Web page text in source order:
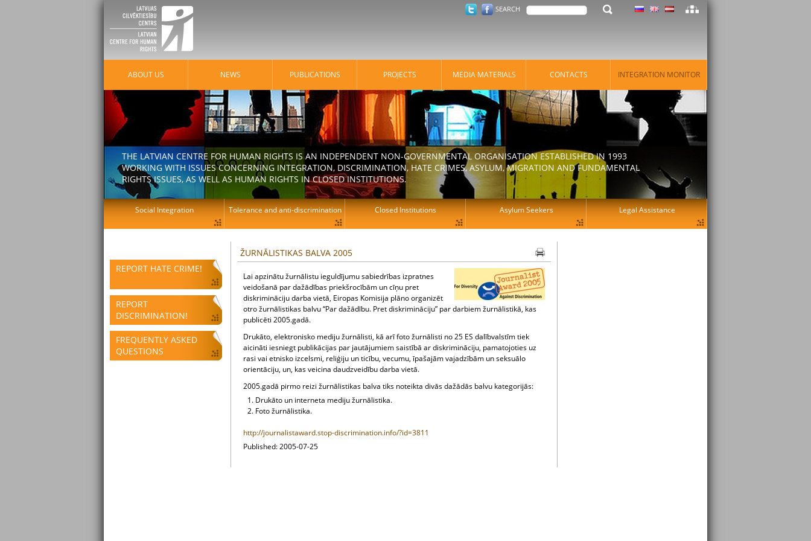
REPORT HATE CRIME!
REPORT
DISCRIMINATION!
FREQUENTLY ASKED
QUESTIONS
ŽURNĀLISTIKAS BALVA 2005
Lai apzinātu žurnālistu ieguldījumu sabiedrības izpratnes
veidošanā par dažādības priekšrocībām un cīņu pret
diskrimināciju darba vietā, Eiropas Komisija plāno organizēt
otro žurnālistikas balvu “Par dažādību. Pret diskrimināciju” par darbiem žurnālistikā, kas
publicēti 2005.gadā.
Drukāto, elektronisko mediju žurnālisti, kā arī foto žurnālisti no 25 ES dalībvalstīm tiek
aicināti iesniegt publikācijas par jautājumiem saistībā ar diskrimināciju, pamatojoties uz
rasi vai etnisko izcelsmi, reliģiju un ticību, vecumu, īpašajām vajadzībām un seksuālo
orientāciju, un, kas veicina daudzveidību darba vietā.
2005.gadā pirmo reizi žurnālistikas balva tiks noteikta divās dažādās balvu kategorijās:
Drukāto un interneta mediju žurnālistika.
Foto žurnālistika.
http://journalistaward.stop-discrimination.info/?id=3811
Published: 2005-07-25
SEARCH
ABOUT US NEWS PUBLICATIONS PROJECTS MEDIA MATERIALS CONTACTS INTEGRATION MONITOR
THE LATVIAN CENTRE FOR HUMAN RIGHTS IS AN INDEPENDENT NON-GOVERNMENTAL ORGANISATION ESTABLISHED IN 1993
WORKING WITH ISSUES CONCERNING INTEGRATION, DISCRIMINATION, HATE CRIMES, ASYLUM, MIGRATION AND FUNDAMENTAL
RIGHTS ISSUES, AS WELL AS HUMAN RIGHTS IN CLOSED INSTITUTIONS.
Social Integration Tolerance and anti-discrimination Closed Institutions Asylum Seekers Legal Assistance